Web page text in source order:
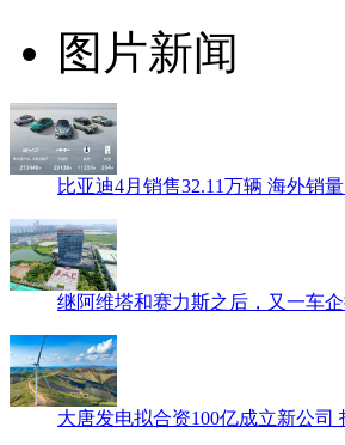
图片新闻
比亚迪4月销售32.11万辆 海外销
继阿维塔和赛力斯之后，又一车
大唐发电拟合资100亿成立新公司